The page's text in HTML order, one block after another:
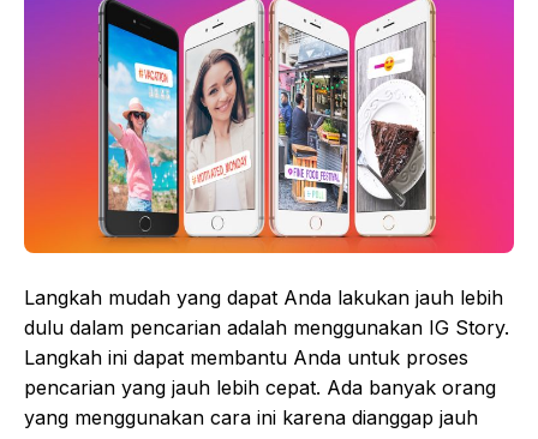
Langkah mudah yang dapat Anda lakukan jauh lebih
dulu dalam pencarian adalah menggunakan IG Story.
Langkah ini dapat membantu Anda untuk proses
pencarian yang jauh lebih cepat. Ada banyak orang
yang menggunakan cara ini karena dianggap jauh